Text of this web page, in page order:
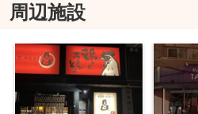
周辺施設